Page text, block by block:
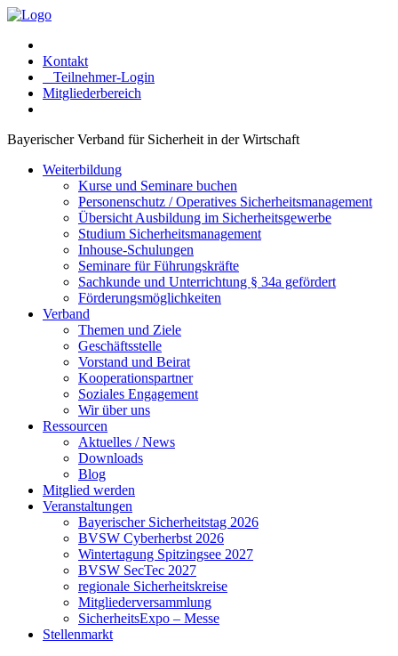
Kontakt
Teilnehmer-Login
Mitgliederbereich
Bayerischer Verband für Sicherheit in der Wirtschaft
Weiterbildung
Kurse und Seminare buchen
Personenschutz / Operatives Sicherheitsmanagement
Übersicht Ausbildung im Sicherheitsgewerbe
Studium Sicherheitsmanagement
Inhouse-Schulungen
Seminare für Führungskräfte
Sachkunde und Unterrichtung § 34a gefördert
Förderungsmöglichkeiten
Verband
Themen und Ziele
Geschäftsstelle
Vorstand und Beirat
Kooperationspartner
Soziales Engagement
Wir über uns
Ressourcen
Aktuelles / News
Downloads
Blog
Mitglied werden
Veranstaltungen
Bayerischer Sicherheitstag 2026
BVSW Cyberherbst 2026
Wintertagung Spitzingsee 2027
BVSW SecTec 2027
regionale Sicherheitskreise
Mitgliederversammlung
SicherheitsExpo – Messe
Stellenmarkt